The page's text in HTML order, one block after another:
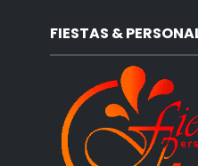
FIESTAS &